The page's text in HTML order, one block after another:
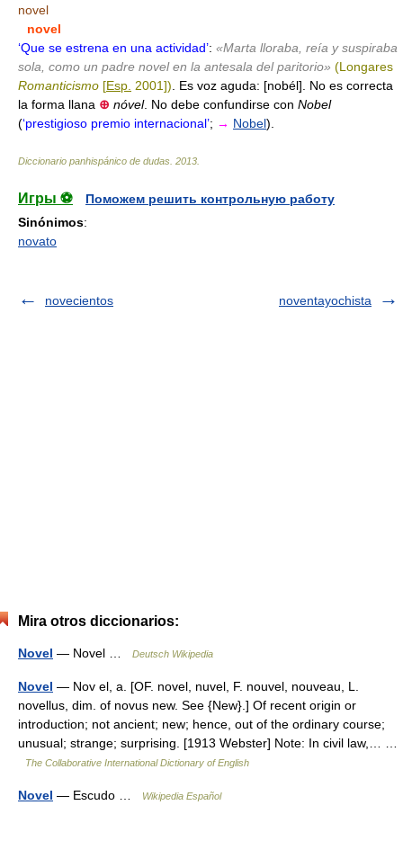
novel
novel
‘Que se estrena en una actividad’: «Marta lloraba, reía y suspiraba
sola, como un padre novel en la antesala del paritorio» (Longares
Romanticismo [Esp. 2001]) . Es voz aguda: [nobél]. No es correcta
la forma llana ⊕ nóvel. No debe confundirse con Nobel
(‘prestigioso premio internacional’; → Nobel).
Diccionario panhispánico de dudas 2013
Игры ⚽
Поможем решить контрольную работу
Sinónimos:
novato
novecientos noventayochista
Mira otros diccionarios:
Novel — Novel … Deutsch Wikipedia
Novel — Nov el, a. [OF. novel, nuvel, F. nouvel, nouveau, L.
novellus, dim. of novus new. See {New}.] Of recent origin or
introduction; not ancient; new; hence, out of the ordinary course;
unusual; strange; surprising. [1913 Webster] Note: In civil law,… …
The Collaborative International Dictionary of English
Novel — Escudo … Wikipedia Español